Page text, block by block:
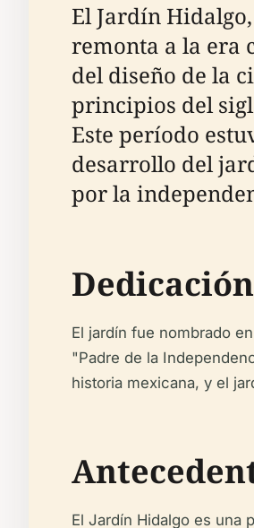
El Jardín
remonta a la era
del diseño de la
principios del
Este período
desarrollo del
por la
El jardín fue nombrado
"Padre de la
historia mexicana, y el
El Jardín Hidalgo es una